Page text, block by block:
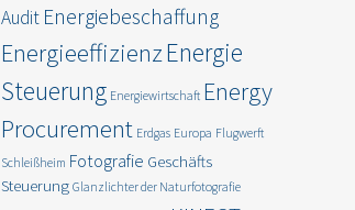
Audit Energiebeschaffung
EnergieeffizienzEnergie
Steuerung Energiewirtschaft Energy
Procurement Erdgas Europa Flugwerft
Schleißheim Fotografie Geschäfts
Steuerung Glanzlichter der Naturfotografie